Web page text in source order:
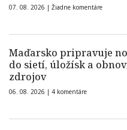
07. 08. 2026 | Žiadne komentáre
Maďarsko pripravuje
do sietí, úložísk a
zdrojov
06. 08. 2026 | 4 komentáre